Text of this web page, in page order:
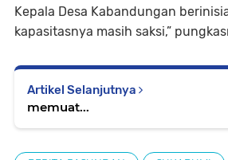
Kepala Desa Kabandungan
kapasitasnya masih saksi,”
Artikel Selanjutnya
memuat...